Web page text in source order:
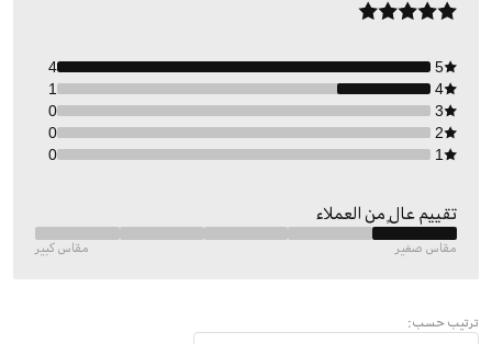
5
4
4
1
3
0
2
0
1
0
تقييم عالٍ من العملاء
مقاس صغير مقاس كبير
ترتيب حسب: